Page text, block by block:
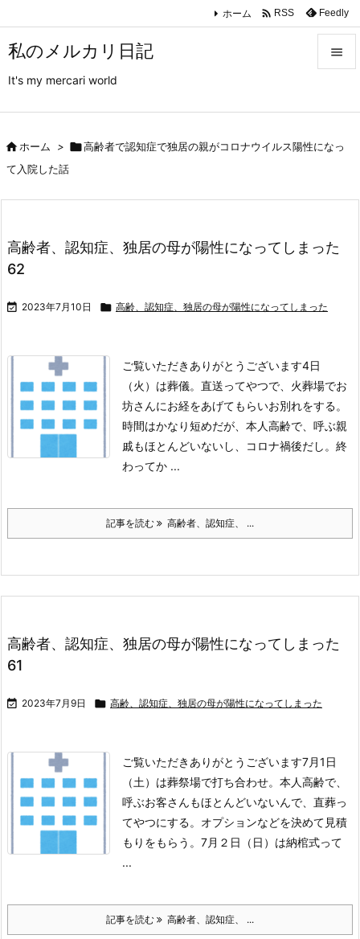
私のメルカリ日記
It's my mercari world

サイド

ホーム  RSS Feedly
ホーム > 高齢者で認知症で独居の親がコロナウイルス陽性になっ
て入院した話
高齢者、認知症、独居の母が陽性になってしまった
62
 2023年7月10日  高齢、認知症、独居の母が陽性になってしまった
ご覧いただきありがとうございます4日
（火）は葬儀。 直送ってやつで、火葬場でお
坊さんにお経をあげてもらいお別れをする。
時間はかなり短めだが、本人高齢で、呼ぶ親
戚もほとんどいないし、コロナ禍後だし。 終
わってか ...
記事を読む 高齢者、認知症、 ...
高齢者、認知症、独居の母が陽性になってしまった
61
 2023年7月9日  高齢、認知症、独居の母が陽性になってしまった
ご覧いただきありがとうございます7月1日
（土）は葬祭場で打ち合わせ。 本人高齢で、
呼ぶお客さんもほとんどいないんで、直葬っ
てやつにする。 オプションなどを決めて見積
もりをもらう。 7月２日（日）は納棺式って
...
記事を読む 高齢者、認知症、 ...